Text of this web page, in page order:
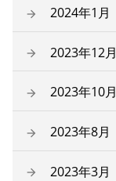
2024年1月
2023年12月
2023年10月
2023年8月
2023年3月